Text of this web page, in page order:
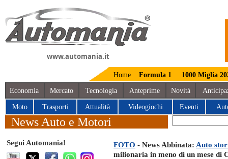
www.automania.it
Home Formula 1 1000 Miglia
Economia Mercato Tecnologia Anteprime Novità
Moto Trasporti Attualità Videogiochi Eventi
News Auto e Motori
Segui Automania! FOTO - News Abbinata: Auto
milionaria in meno di un mese di